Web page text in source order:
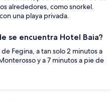
alrededores, como snorkel.
una playa privada.
se encuentra Hotel Baia?
Fegina, a tan solo 2 minutos a
y a 7 minutos a pie de